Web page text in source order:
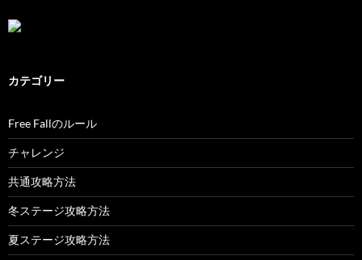
カテゴリー
Free Fallのルール
チャレンジ
共通攻略方法
冬ステージ攻略方法
夏ステージ攻略方法